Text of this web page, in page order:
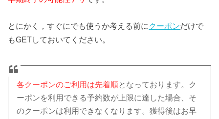
とにかく，すぐにでも使うか考える前に クーポンだけで
もGETしておいてください。
各クーポンのご利用は先着順となっております。ク
ーポンを利用できる予約数が上限に達した場合、そ
のクーポンは利用できなくなります。獲得後はお早